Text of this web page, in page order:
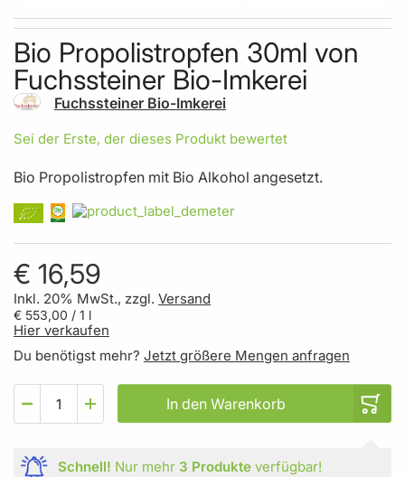
Skip to the beginning of the images gallery
Bio Propolistropfen 30ml von
Fuchssteiner Bio-Imkerei
Fuchssteiner Bio-Imkerei
Sei der Erste, der dieses Produkt bewertet
Bio Propolistropfen mit Bio Alkohol angesetzt.
€ 16,59
Inkl. 20% MwSt., zzgl. Versand
€ 553,00 / 1 l
Hier verkaufen
Du benötigst mehr? Jetzt größere Mengen anfragen
In den Warenkorb
Schnell! Nur mehr 3 Produkteverfügbar!